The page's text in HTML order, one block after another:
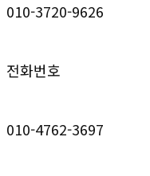
010-3720-9626
전화번호
010-4762-3697